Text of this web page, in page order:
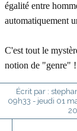
égalité entre
automatiquement
C'est tout le
notion de "genre" !
Écrit par :
09h33 - jeudi 01